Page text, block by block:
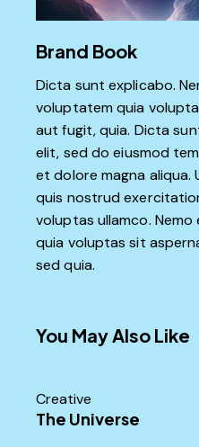
Brand Book
Dicta sunt explicabo.
voluptatem quia
aut fugit, quia. Dicta
elit, sed do eiusmod
et dolore magna aliqua.
quis nostrud
voluptas ullamco.
quia voluptas sit
sed quia.
You May Also Like
Creative
The Universe